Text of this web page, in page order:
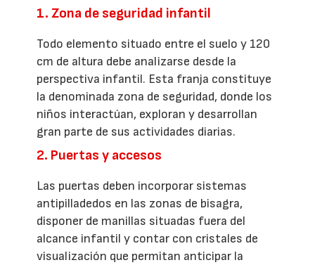
1. Zona de seguridad infantil
Todo elemento situado entre el suelo y 120
cm de altura debe analizarse desde la
perspectiva infantil. Esta franja constituye
la denominada zona de seguridad, donde los
niños interactúan, exploran y desarrollan
gran parte de sus actividades diarias.
2. Puertas y accesos
Las puertas deben incorporar sistemas
antipilladedos en las zonas de bisagra,
disponer de manillas situadas fuera del
alcance infantil y contar con cristales de
visualización que permitan anticipar la